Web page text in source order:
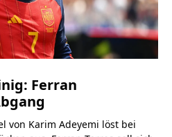
Ferran
von Karim Adeyemi löst bei